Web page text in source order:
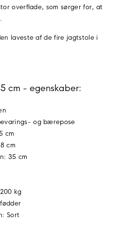
overflade, som sørger for, at
laveste af de fire jagtstole i
cm - egenskaber:
og bærepose
cm
cm
35 cm
kg
Sort